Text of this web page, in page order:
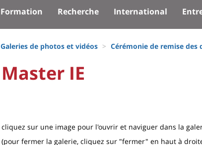
de
Formation Recherche International
Galeries de photos et vidéos Cérémonie de remise
University
content
Titre
Master IE
Contenu
cliquez sur une image pour l'ouvrir et naviguer dans la
(pour fermer la galerie, cliquez sur "fermer" en haut à